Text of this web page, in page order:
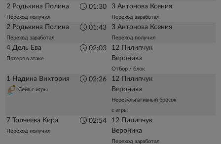
2 Родькина Полина
Переход получил
01:30 3 Антонова Ксения
Переход заработал
2 Родькина Полина
Переход заработал
01:43 3 Антонова Ксения
Переход получил
4 Дель Ева
Потеря в атаке
02:03
12 Пилипчук
Вероника
Отбор / блок
1 Надина Виктория
Сейв с игры
02:26
12 Пилипчук
Вероника
Нерезультативный бросок
с игры
7 Толчеева Кира
Переход получил
02:54
12 Пилипчук
Вероника
Переход заработал